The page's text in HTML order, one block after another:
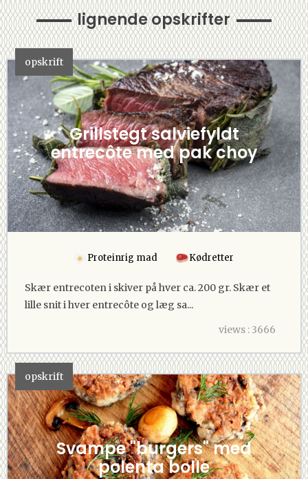
lignende opskrifter
opskrift
Grillstegt salviefyldt
entrecôte med pak choy
Proteinrig mad Kødretter
Skær entrecoten i skiver på hver ca. 200 gr. Skær et
lille snit i hver entrecôte og læg sa...
views : 3666
opskrift
Svampe "burgers" med
polenta bolle